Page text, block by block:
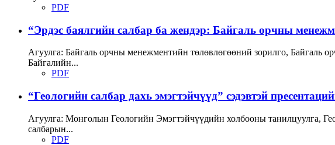
PDF
“Эрдэс баялгийн салбар ба жендэр: Байгаль орчны
Агуулга: Байгаль орчны менежментийн төлөвлөгөөний зорилго,
Байгалийн...
PDF
“Геологийн салбар дахь эмэгтэйчүүд” сэдэвтэй
Агуулга: Монголын Геологийн Эмэгтэйчүүдийн холбооны танилцуулга,
салбарын...
PDF